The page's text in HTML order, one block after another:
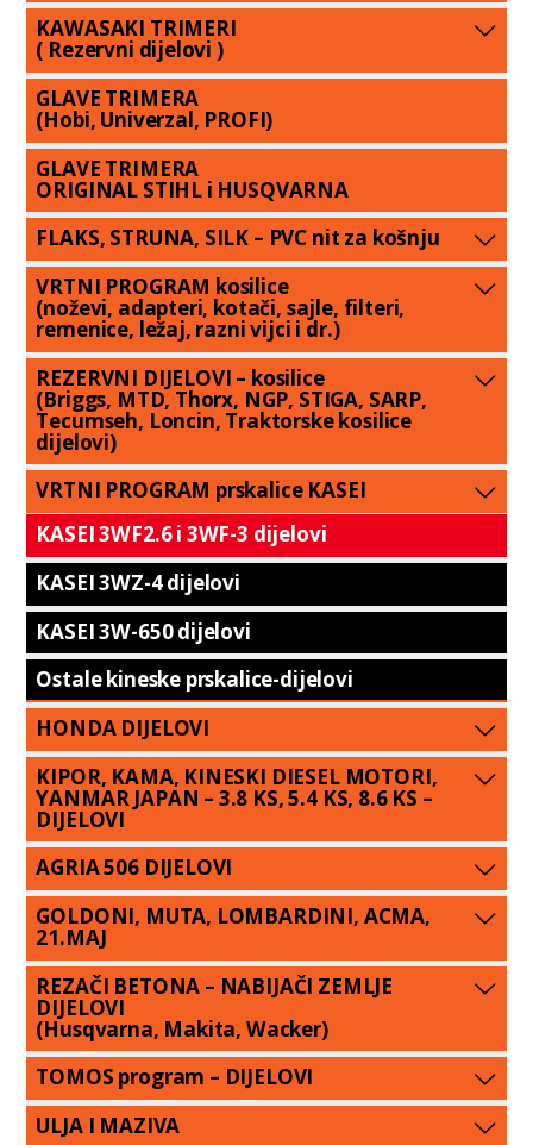
KAWASAKI TRIMERI
( Rezervni dijelovi )
GLAVE TRIMERA
(Hobi, Univerzal, PROFI)
GLAVE TRIMERA
ORIGINAL STIHL i HUSQVARNA
FLAKS, STRUNA, SILK – PVC nit za košnju
VRTNI PROGRAM kosilice
(noževi, adapteri, kotači, sajle, filteri,
remenice, ležaj, razni vijci i dr.)
REZERVNI DIJELOVI – kosilice
(Briggs, MTD, Thorx, NGP, STIGA, SARP,
Tecumseh, Loncin, Traktorske kosilice
dijelovi)
VRTNI PROGRAM prskalice KASEI
KASEI 3WF2.6 i 3WF-3 dijelovi
KASEI 3WZ-4 dijelovi
KASEI 3W-650 dijelovi
Ostale kineske prskalice-dijelovi
HONDA DIJELOVI
KIPOR, KAMA, KINESKI DIESEL MOTORI,
YANMAR JAPAN – 3.8 KS, 5.4 KS, 8.6 KS –
DIJELOVI
AGRIA 506 DIJELOVI
GOLDONI, MUTA, LOMBARDINI, ACMA,
21.MAJ
REZAČI BETONA – NABIJAČI ZEMLJE
DIJELOVI
(Husqvarna, Makita, Wacker)
TOMOS program – DIJELOVI
ULJA I MAZIVA